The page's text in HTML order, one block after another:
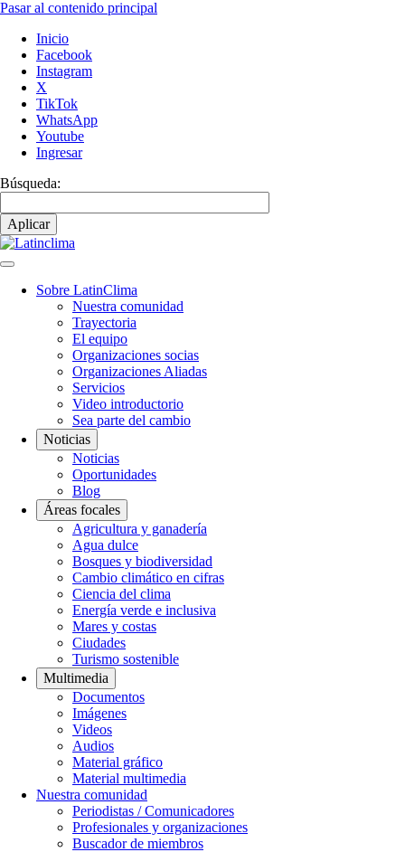
Pasar al contenido principal
Inicio
Facebook
Instagram
X
TikTok
WhatsApp
Youtube
Ingresar
Búsqueda:
Navegación
Sobre LatinClima
Nuestra comunidad
Trayectoria
El equipo
Organizaciones socias
Organizaciones Aliadas
Servicios
Video introductorio
Sea parte del cambio
Noticias
Noticias
Oportunidades
Blog
Áreas focales
Agricultura y ganadería
Agua dulce
Bosques y biodiversidad
Cambio climático en cifras
Ciencia del clima
Energía verde e inclusiva
Mares y costas
Ciudades
Turismo sostenible
Multimedia
Documentos
Imágenes
Videos
Audios
Material gráfico
Material multimedia
Nuestra comunidad
Periodistas / Comunicadores
Profesionales y organizaciones
Buscador de miembros